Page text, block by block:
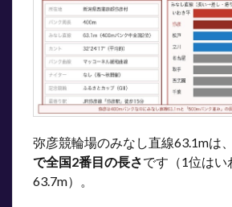
弥彦競輪場のみなし直線63.1mは、
で全国2番目の長さです（1位はい
63.7m）。